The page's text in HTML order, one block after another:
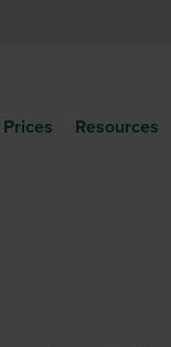
Prices Resources